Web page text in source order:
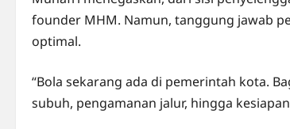
founder MHM. Namun, tanggung jawab
optimal.
“Bola sekarang ada di pemerintah kota.
subuh, pengamanan jalur, hingga